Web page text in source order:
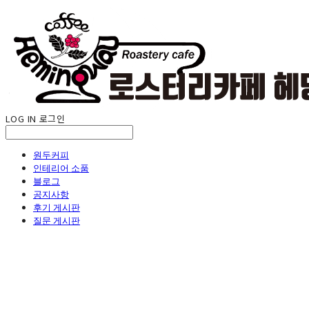
LOG IN 로그인
원두커피
인테리어 소품
블로그
공지사항
후기 게시판
질문 게시판